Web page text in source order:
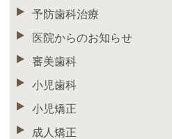
予防歯科治療
医院からのお知らせ
審美歯科
小児歯科
小児矯正
成人矯正